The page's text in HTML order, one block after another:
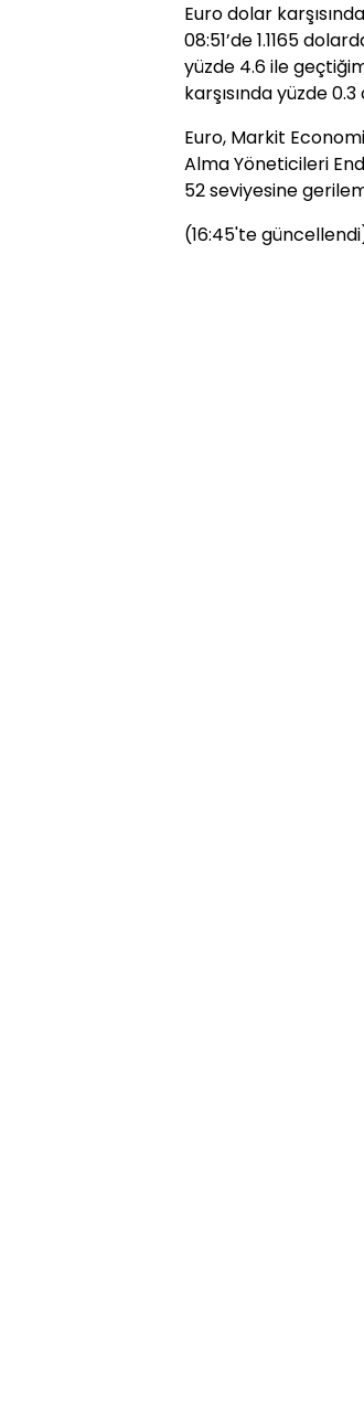
Euro dolar
08:51’de 1.1165
yüzde 4.6 ile
karşısında yüzde 0.3
Euro, Markit
Alma Yöneticileri
52 seviyesine
(16:45'te